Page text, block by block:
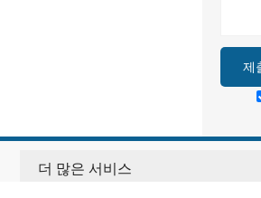
제
더 많은 서비스